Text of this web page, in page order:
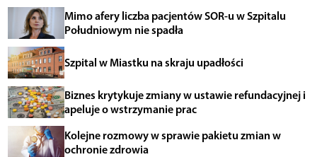
Mimo afery liczba pacjentów SOR-u w Szpitalu
Południowym nie spadła
Szpital w Miastku na skraju upadłości
Biznes krytykuje zmiany w ustawie refundacyjnej i
apeluje o wstrzymanie prac
Kolejne rozmowy w sprawie pakietu zmian w
ochronie zdrowia